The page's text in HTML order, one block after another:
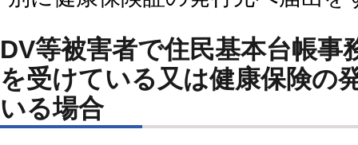
DV等被害者で住民基本台帳事
を受けている又は健康保険の
いる場合